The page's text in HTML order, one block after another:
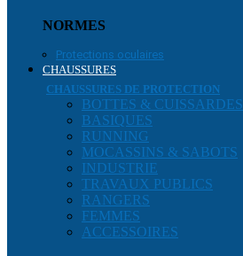
NORMES
Protections oculaires
CHAUSSURES
CHAUSSURES DE PROTECTION
BOTTES & CUISSARDES
BASIQUES
RUNNING
MOCASSINS & SABOTS
INDUSTRIE
TRAVAUX PUBLICS
RANGERS
FEMMES
ACCESSOIRES